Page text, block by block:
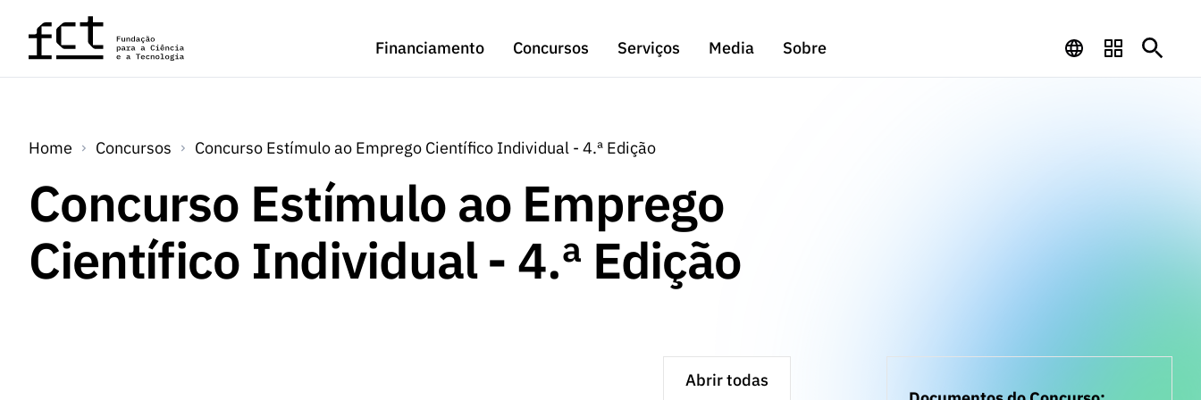
Saltar para o conteúdo principal
Financiamento
Concursos Serviços Media Sobre
Home Concursos Concurso Estímulo ao Emprego Científico Individual - 4.ª Edição
Concurso Estímulo ao Emprego
Científico Individual - 4.ª Edição
Abrir todas